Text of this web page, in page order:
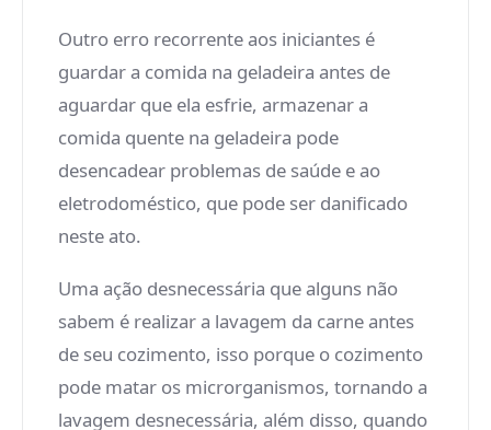
Outro erro recorrente aos iniciantes é
guardar a comida na geladeira antes de
aguardar que ela esfrie, armazenar a
comida quente na geladeira pode
desencadear problemas de saúde e ao
eletrodoméstico, que pode ser danificado
neste ato.
Uma ação desnecessária que alguns não
sabem é realizar a lavagem da carne antes
de seu cozimento, isso porque o cozimento
pode matar os microrganismos, tornando a
lavagem desnecessária, além disso, quando